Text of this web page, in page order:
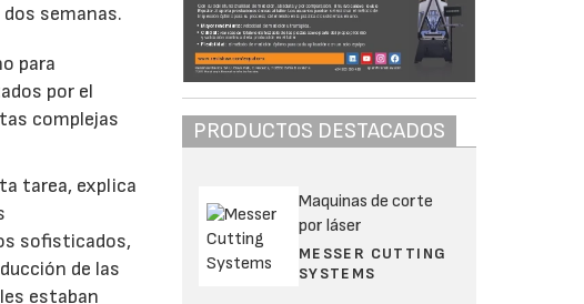
semanas.
para
por el
complejas
tarea, explica
sofisticados,
de las
estaban
PRODUCTOS DESTACADOS
Maquinas de corte
por láser
MESSER CUTTING
SYSTEMS